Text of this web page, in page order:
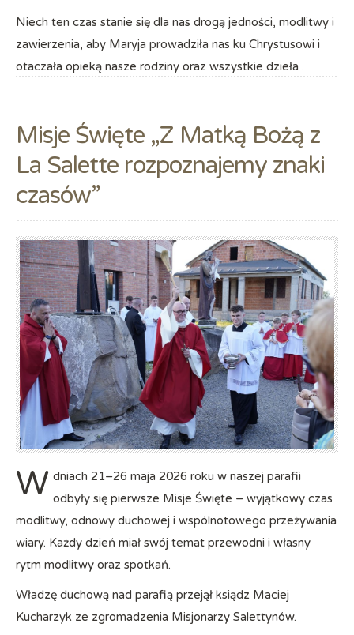
Niech ten czas stanie się dla nas drogą jedności, modlitwy i
zawierzenia, aby Maryja prowadziła nas ku Chrystusowi i
otaczała opieką nasze rodziny oraz wszystkie dzieła .
Misje Święte „Z Matką Bożą z
La Salette rozpoznajemy znaki
czasów”
W dniach 21–26 maja 2026 roku w naszej parafii
odbyły się pierwsze Misje Święte – wyjątkowy czas
modlitwy, odnowy duchowej i wspólnotowego przeżywania
wiary. Każdy dzień miał swój temat przewodni i własny
rytm modlitwy oraz spotkań.
Władzę duchową nad parafią przejął ksiądz Maciej
Kucharzyk ze zgromadzenia Misjonarzy Salettynów.